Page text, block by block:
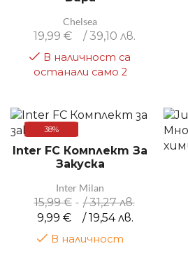
Chelsea
19,99 € / 39,10 лв.
В наличност са
останали само 2
38%
Inter FC Комплект За
Закуска
Inter Milan
15,99€
/ 31,27 лв.
9,99 € / 19,54 лв.
В наличност